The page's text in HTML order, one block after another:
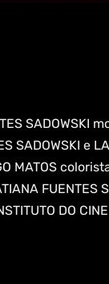
SADOWSKI
SADOWSKI e
MATOS
FUENTES
DO